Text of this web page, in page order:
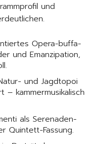
und
Opera-buffa-
und Emanzipation,
und Jagdtopoi
– kammermusikalisch
als Serenaden-
Quintett-Fassung.